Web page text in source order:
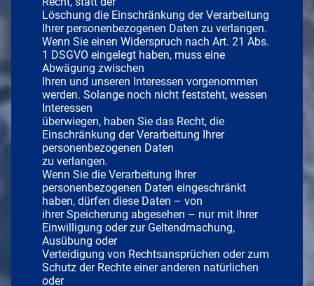
Löschung die Einschränkung der Verarbeitung
Ihrer personenbezogenen Daten zu verlangen.
Wenn Sie einen Widerspruch nach Art. 21 Abs.
1 DSGVO eingelegt haben, muss eine
Abwägung zwischen
Ihren und unseren Interessen vorgenommen
werden. Solange noch nicht feststeht, wessen
Interessen
überwiegen, haben Sie das Recht, die
Einschränkung der Verarbeitung Ihrer
personenbezogenen Daten
zu verlangen.
Wenn Sie die Verarbeitung Ihrer
personenbezogenen Daten eingeschränkt
haben, dürfen diese Daten – von
ihrer Speicherung abgesehen – nur mit Ihrer
Einwilligung oder zur Geltendmachung,
Ausübung oder
Verteidigung von Rechtsansprüchen oder zum
Schutz der Rechte einer anderen natürlichen
oder